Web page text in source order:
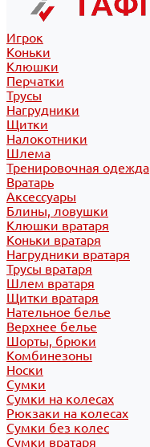
Игрок
Коньки
Клюшки
Перчатки
Трусы
Нагрудники
Щитки
Налокотники
Шлема
Тренировочная одежда
Вратарь
Аксессуары
Блины, ловушки
Клюшки вратаря
Коньки вратаря
Нагрудники вратаря
Трусы вратаря
Шлем вратаря
Щитки вратаря
Нательное белье
Верхнее белье
Шорты, брюки
Комбинезоны
Носки
Сумки
Сумки на колесах
Рюкзаки на колесах
Сумки без колес
Сумки вратаря